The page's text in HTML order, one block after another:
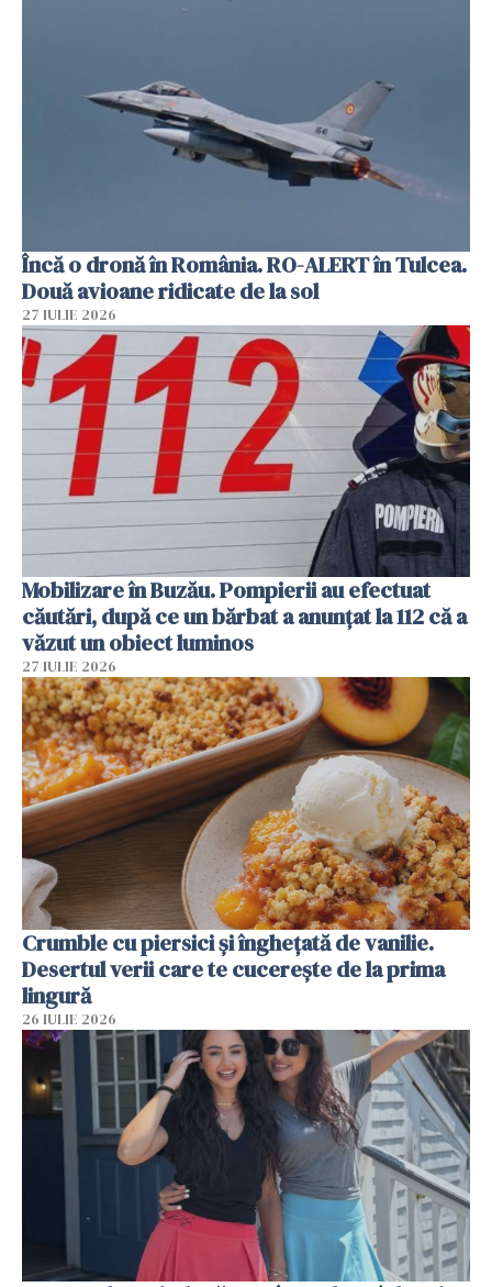
Încă o dronă în România. RO-ALERT în Tulcea.
Două avioane ridicate de la sol
27 IULIE 2026
Mobilizare în Buzău. Pompierii au efectuat
căutări, după ce un bărbat a anunțat la 112 că a
văzut un obiect luminos
27 IULIE 2026
Crumble cu piersici și înghețată de vanilie.
Desertul verii care te cucerește de la prima
lingură
26 IULIE 2026